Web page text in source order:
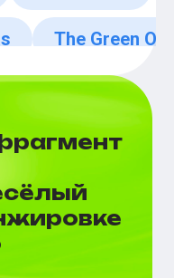
The Green
Дмитрий